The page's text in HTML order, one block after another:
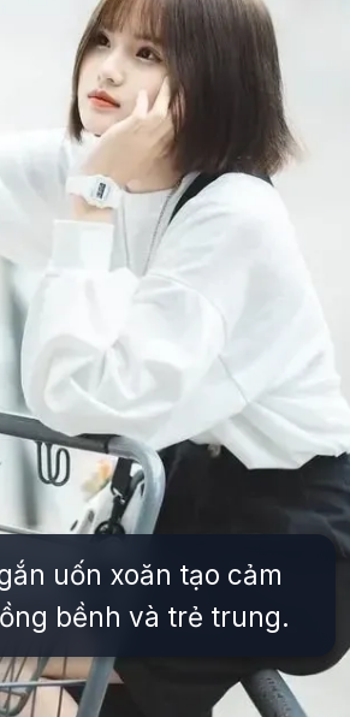
uốn xoăn tạo cảm
bềnh và trẻ trung.